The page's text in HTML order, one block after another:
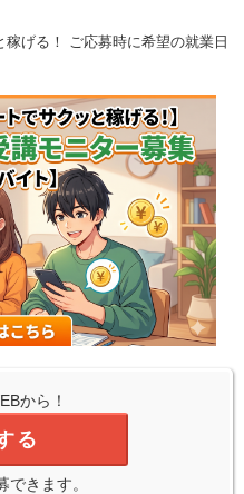
げる！ ご応募時に希望の就業日
から！
る
できます。